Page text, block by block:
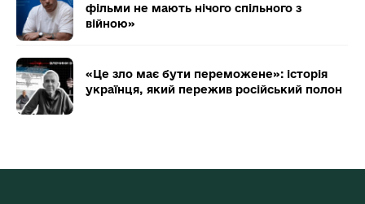
фільми не мають нічого спільного з
війною»
«Це зло має бути переможене»: історія
українця, який пережив російський полон